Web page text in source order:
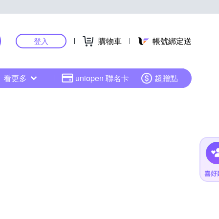
登入 購物車 帳號綁定送
看更多 uniopen 聯名卡 超贈點